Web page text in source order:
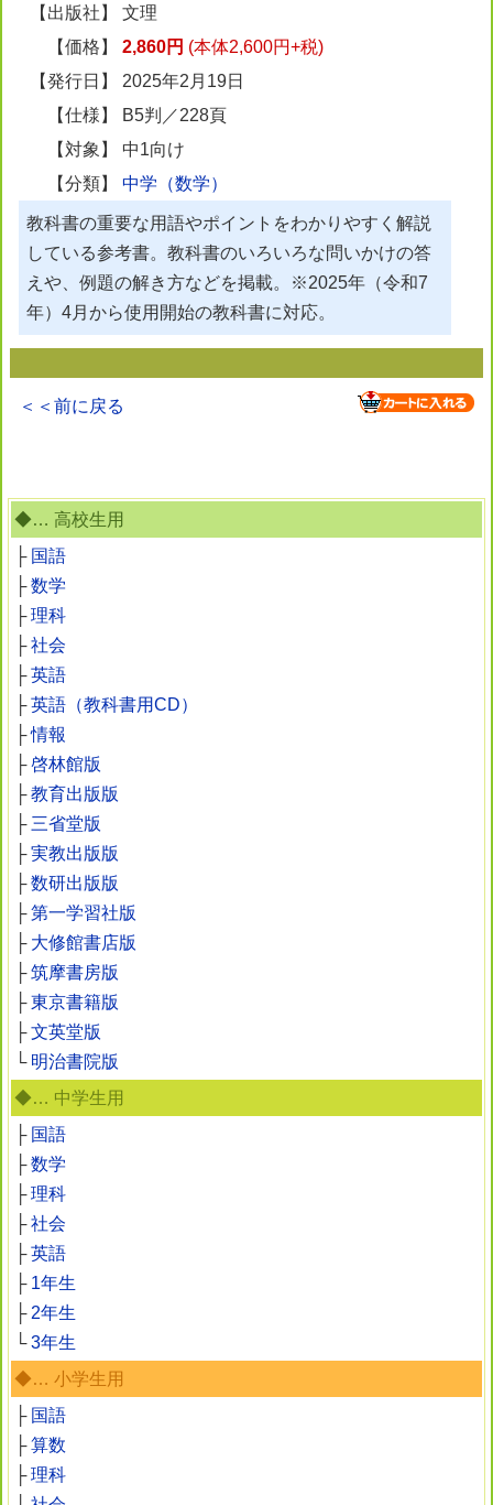
◆… 高校生用
├ 国語
├数学
├理科
├社会
├英語
├英語（教科書用CD）
├情報
├啓林館版
├教育出版版
├ 三省堂版
├実教出版版
├数研出版版
├第一学習社版
├ 大修館書店版
├筑摩書房版
├東京書籍版
├文英堂版
└ 明治書院版
◆… 中学生用
├ 国語
├数学
├理科
├社会
├英語
├ 1年生
├ 2年生
└3年生
◆… 小学生用
├ 国語
├算数
├理科
【出版社】
文理
【価格】
2,860円 (本体2,600円+税)
【発行日】
2025年2月19日
【仕様】
B5判／228頁
【対象】
中1向け
【分類】
中学（数学）
教科書の重要な用語やポイントをわかりやすく解説
している参考書。教科書のいろいろな問いかけの答
えや、例題の解き方などを掲載。※2025年（令和7
年）4月から使用開始の教科書に対応。
＜＜前に戻る